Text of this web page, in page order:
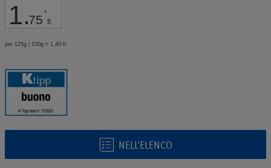
1.75 *
fr.
per 125g | 100g = 1,40 fr.
NELL’ELENCO